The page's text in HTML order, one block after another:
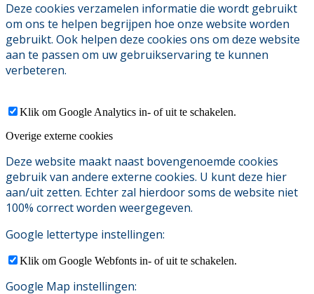
Deze cookies verzamelen informatie die wordt gebruikt
om ons te helpen begrijpen hoe onze website worden
gebruikt. Ook helpen deze cookies ons om deze website
aan te passen om uw gebruikservaring te kunnen
verbeteren.
Klik om Google Analytics in- of uit te schakelen.
Overige externe cookies
Deze website maakt naast bovengenoemde cookies
gebruik van andere externe cookies. U kunt deze hier
aan/uit zetten. Echter zal hierdoor soms de website niet
100% correct worden weergegeven.
Google lettertype instellingen:
Klik om Google Webfonts in- of uit te schakelen.
Google Map instellingen: